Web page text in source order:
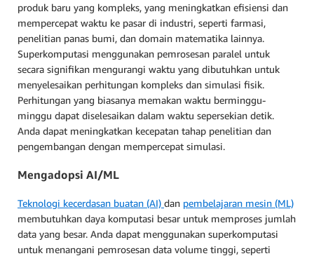
produk baru yang kompleks, yang meningkatkan efisiensi dan
mempercepat waktu ke pasar di industri, seperti farmasi,
penelitian panas bumi, dan domain matematika lainnya.
Superkomputasi menggunakan pemrosesan paralel untuk
secara signifikan mengurangi waktu yang dibutuhkan untuk
menyelesaikan perhitungan kompleks dan simulasi fisik.
Perhitungan yang biasanya memakan waktu berminggu-
minggu dapat diselesaikan dalam waktu sepersekian detik.
Anda dapat meningkatkan kecepatan tahap penelitian dan
pengembangan dengan mempercepat simulasi.
Mengadopsi AI/ML
Teknologi kecerdasan buatan (AI) dan pembelajaran mesin (ML)
membutuhkan daya komputasi besar untuk memproses jumlah
data yang besar. Anda dapat menggunakan superkomputasi
untuk menangani pemrosesan data volume tinggi, seperti